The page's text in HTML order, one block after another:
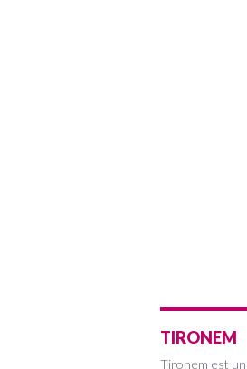
TIRONEM
Tironem est